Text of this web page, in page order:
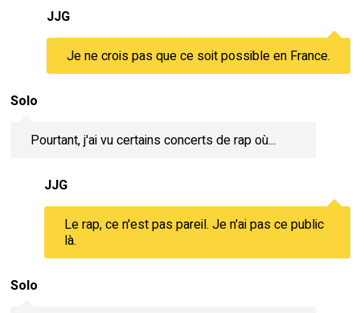
JJG
Je ne crois pas que ce soit possible en France.
Solo
Pourtant, j'ai vu certains concerts de rap où...
JJG
Le rap, ce n'est pas pareil. Je n'ai pas ce public
là.
Solo